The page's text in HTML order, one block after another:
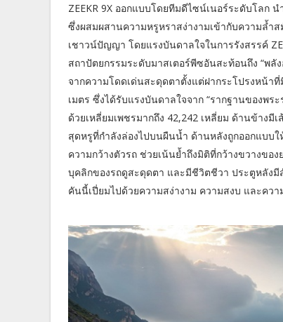
ZEEKR 9X ออกแบบโดยทีมดีไซน์เนอร์ระดับโลก
ซึ่งผสมผสานความหรูหราสง่างามเข้ากับความล้ำ
เชาวน์ปัญญา โดยแรงบันดาลใจในการรังสรรค์
สถาปัตยกรรมระดับมาสเตอร์พีซอันสะท้อนถึง “พ
จากความโดดเด่นสะดุดตาตั้งแต่ฝากระโปรงหน้า
เมตร ซึ่งได้รับแรงบันดาลใจจาก “รากฐานของพ
ด้วยเหลี่ยมเพชรมากถึง 42,242 เหลี่ยม ด้านข้าง
สุดหรูที่กำลังล่องไปบนผืนน้ำ ด้านหลังถูกออกแบบ
ความกว้างตัวรถ ช่วยเน้นย้ำถึงมิติที่กว้างขวางข
บุคลิกของรถดูสะดุดตา และมีชีวิตชีวา ประตูหลังมี
คันนี้เปี่ยมไปด้วยความสง่างาม ความสงบ และคว